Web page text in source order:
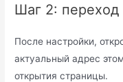
Шаг 2: переход
После настройки,
актуальный адрес
открытия страницы.